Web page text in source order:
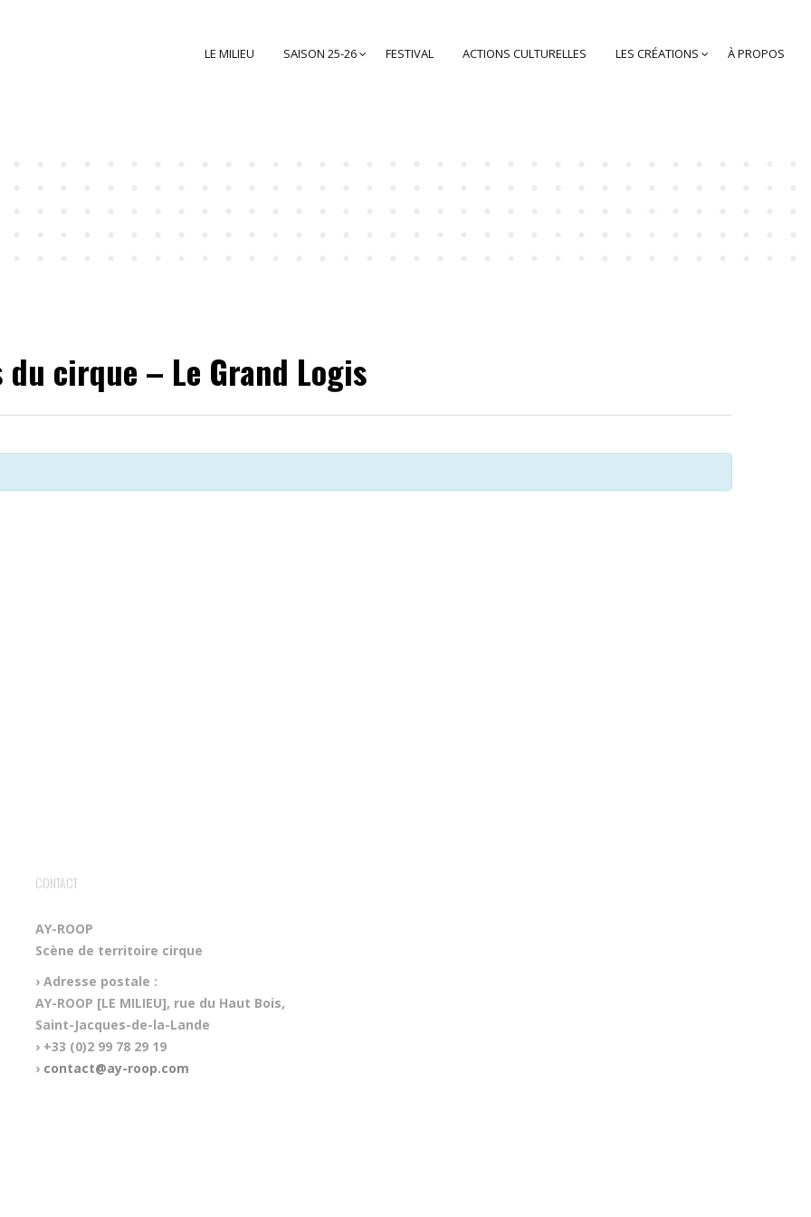
LE MILIEU SAISON 25-26 FESTIVAL ACTIONS CULTURELLES LES CRÉATIONS À PROPOS
du cirque – Le Grand Logis
CONTACT
AY-ROOP
Scène de territoire cirque
› Adresse postale :
AY-ROOP [LE MILIEU], rue du Haut Bois,
Saint-Jacques-de-la-Lande
› +33 (0)2 99 78 29 19
› contact@ay-roop.com